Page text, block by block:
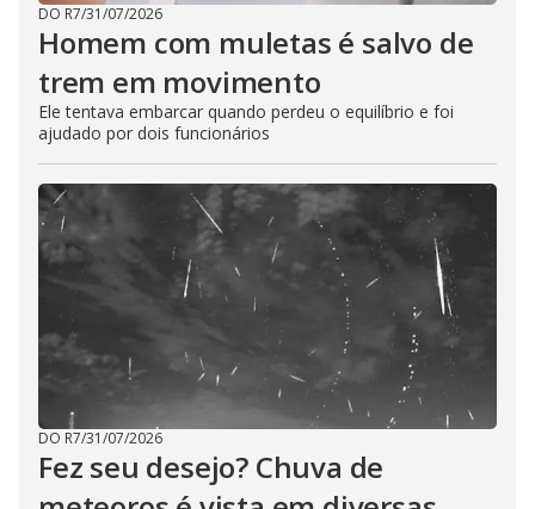
DO R7/31/07/2026
Homem com muletas é salvo de
trem em movimento
Ele tentava embarcar quando perdeu o equilíbrio e foi
ajudado por dois funcionários
DO R7/31/07/2026
Fez seu desejo? Chuva de